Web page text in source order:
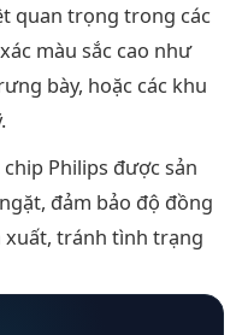
quan trọng trong các
màu sắc cao như
bày, hoặc các khu
chip Philips được sản
đảm bảo độ đồng
xuất, tránh tình trạng